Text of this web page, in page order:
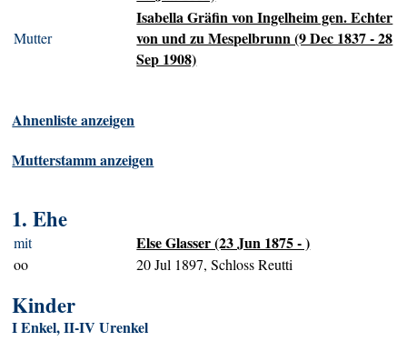
Mutter
Isabella Gräfin von Ingelheim gen. Echter
von und zu Mespelbrunn (9 Dec 1837 - 28
Sep 1908)
Ahnenliste anzeigen
Mutterstamm anzeigen
1. Ehe
mit Else Glasser (23 Jun 1875 - )
oo 20 Jul 1897, Schloss Reutti
Kinder
I Enkel, II-IV Urenkel